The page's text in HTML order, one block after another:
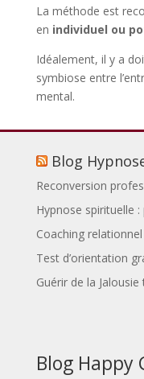
La méthode est
en individuel ou
Idéalement, il y a
symbiose entre
mental.
Blog
Reconversion
Hypnose spirituelle
Coaching
Test d’orientation
Guérir de la
Blog Happy